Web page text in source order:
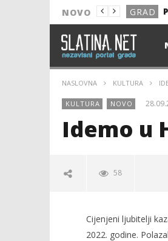
NOVO GRAD
NOVO
NOVO
NOVO
GRAD
NASLOVNA KULTURA
KULTURA NOVO
Idemo u
58
Cijenjeni ljubitelji
2022. godine.